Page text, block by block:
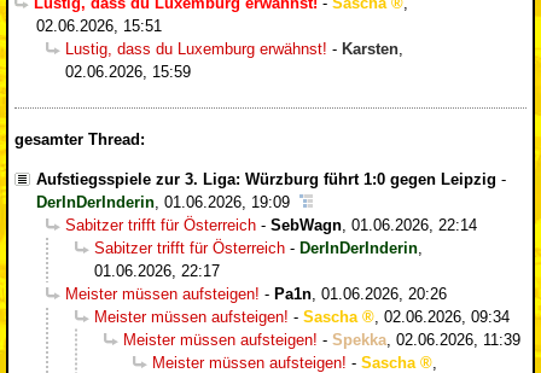
02.06.2026, 15:51
Lustig, dass du Luxemburg erwähnst! - Karsten,
02.06.2026, 15:59
gesamter Thread:
Aufstiegsspiele zur 3. Liga: Würzburg führt 1:0 gegen Leipzig -
DerInDerInderin 01.06.2026, 19:09
Sabitzer trifft für Österreich - SebWagn 01.06.2026, 22:14
Sabitzer trifft für Österreich - DerInDerInderin
01.06.2026, 22:17
Meister müssen aufsteigen! - Pa1n 01.06.2026, 20:26
Meister müssen aufsteigen! - Sascha
02.06.2026, 09:34
Meister müssen aufsteigen! - Spekka 02.06.2026, 11:39
Meister müssen aufsteigen! - Sascha